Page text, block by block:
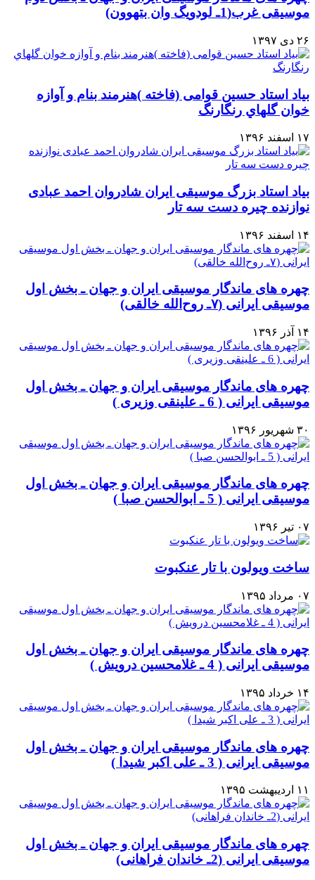
موسیقی غرب(1ـ لودویگ وان بتهوون)
۲۶ دی ۱۳۹۷
بیاد استاد حسین قوامی (فاخته )هنرمند بنام و آوازه
خوان گلهاي رنگارنگ
۱۷ اسفند ۱۳۹۶
بیاد استاد بزرگ موسیقی ایران شادروان احمد عبادی
نوازنده چیره دست سه تار
۱۴ اسفند ۱۳۹۶
چهره های ماندگار موسیقی ایران و جهان ـ بخش اول
موسیقی ایرانی (۷ـ روح‌الله خالقی)
۱۴ آذر ۱۳۹۶
چهره های ماندگار موسیقی ایران و جهان ـ بخش اول
موسیقی ایرانی ( 6 ـ علینقی وزیری )
۳۰ شهریور ۱۳۹۶
چهره های ماندگار موسیقی ایران و جهان ـ بخش اول
موسیقی ایرانی ( 5 ـ ابوالحسن صبا )
۰۷ تیر ۱۳۹۶
ساخت ويولون با تار عنكبوت
۰۷ مرداد ۱۳۹۵
چهره های ماندگار موسیقی ایران و جهان ـ بخش اول
موسیقی ایرانی ( 4 ـ غلامحسین درویش )
۱۴ خرداد ۱۳۹۵
چهره های ماندگار موسیقی ایران و جهان ـ بخش اول
موسیقی ایرانی ( 3 ـ علی اکبر شیدا )
۱۱ اردیبهشت ۱۳۹۵
چهره های ماندگار موسیقی ایران و جهان ـ بخش اول
موسیقی ایرانی (2ـ خاندان فراهانی)